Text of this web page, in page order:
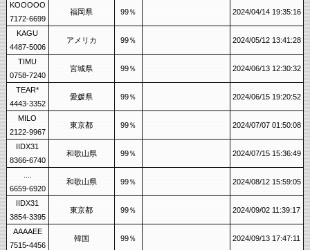
KOOOOO
7172-6699
福岡県 99％ 2024/04/14 19:35:16
KAGU
4487-5006
アメリカ 99％ 2024/05/12 13:41:28
TIMU
0758-7240
宮城県 99％ 2024/06/13 12:30:32
TEAR*
4443-3352
愛媛県 99％ 2024/06/15 19:20:52
MILO
2122-9967
東京都 99％ 2024/07/07 01:50:08
IIDX31
8366-6740
和歌山県 99％ 2024/07/15 15:36:49
6659-6920
和歌山県 99％ 2024/08/12 15:59:05
IIDX31
3854-3395
東京都 99％ 2024/09/02 11:39:17
AAAAEE
7515-4456
韓国 99％ 2024/09/13 17:47:11